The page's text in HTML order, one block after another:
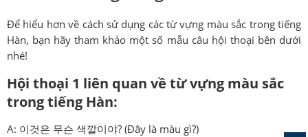
Để hiểu hơn về cách sử dụng các từ vựng màu sắc trong tiếng
Hàn, bạn hãy tham khảo một số mẫu câu hội thoại bên dưới
nhé!
Hội thoại 1 liên quan về từ vựng màu sắc
trong tiếng Hàn:
A: 이것은 무슨 색깔이야? (Đây là màu gì?)